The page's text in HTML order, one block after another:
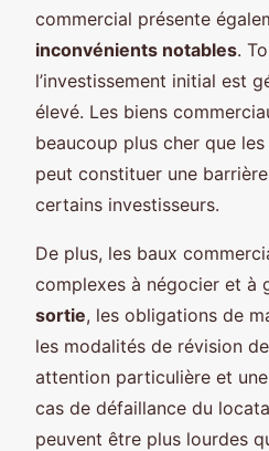
commercial présente
inconvénients notables.
l’investissement initial est
élevé. Les biens
beaucoup plus cher que
peut constituer une
certains investisseurs.
De plus, les baux
complexes à négocier et à
sortie, les obligations de
les modalités de révision
attention particulière et
cas de défaillance du
peuvent être plus lourdes